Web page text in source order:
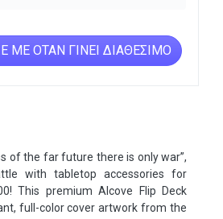
ΜΕ ΌΤΑΝ ΓΊΝΕΙ ΔΙΑΘΈΣΙΜΟ
of the far future there is only war”,
with tabletop accessories for
This premium Alcove Flip Deck
full-color cover artwork from the